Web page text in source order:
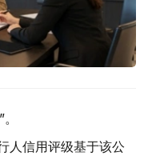
人信用评级基于该公